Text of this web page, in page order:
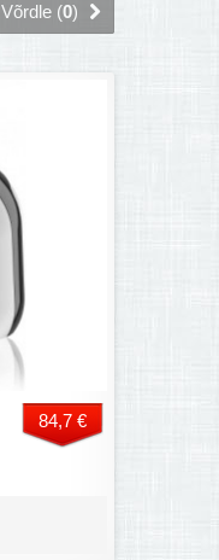
Võrdle (0)
84,7 €